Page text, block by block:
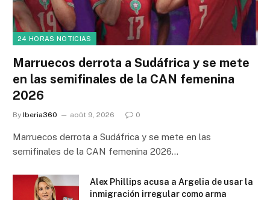
24 HORAS NOTICIAS
Marruecos derrota a Sudáfrica y se mete
en las semifinales de la CAN femenina
2026
By Iberia360 août 9, 2026 0
Marruecos derrota a Sudáfrica y se mete en las
semifinales de la CAN femenina 2026…
Alex Phillips acusa a Argelia de usar la
inmigración irregular como arma